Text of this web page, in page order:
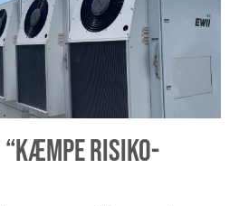
RISIKO-